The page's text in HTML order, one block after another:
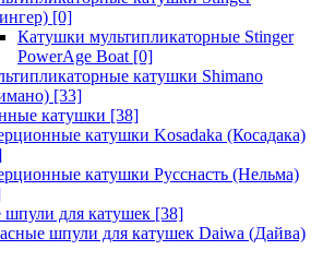
[0]
Катушки мультипликаторные Stinger
PowerAge Boat [0]
катушки Shimano
[33]
катушки [38]
катушки Kosadaka (Косадака)
катушки Русснасть (Нельма)
шпули для катушек [38]
шпули для катушек Daiwa (Дайва)